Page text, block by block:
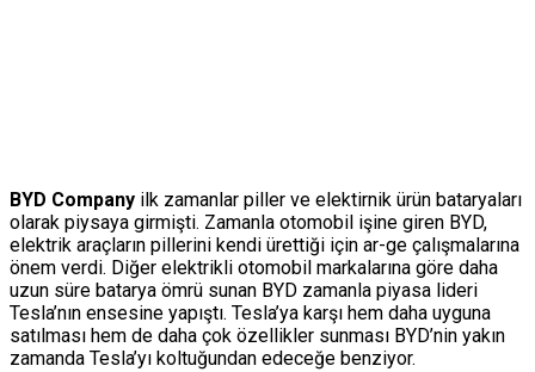
BYD Company ilk zamanlar piller ve elektirnik ürün bataryaları
olarak piysaya girmişti. Zamanla otomobil işine giren BYD,
elektrik araçların pillerini kendi ürettiği için ar-ge çalışmalarına
önem verdi. Diğer elektrikli otomobil markalarına göre daha
uzun süre batarya ömrü sunan BYD zamanla piyasa lideri
Tesla’nın ensesine yapıştı. Tesla’ya karşı hem daha uyguna
satılması hem de daha çok özellikler sunması BYD’nin yakın
zamanda Tesla’yı koltuğundan edeceğe benziyor.